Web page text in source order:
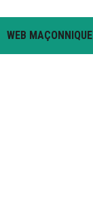
WEB MAÇONNIQUE